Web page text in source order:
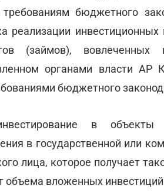
требованиям бюджетного
реализации инвестиционных
(займов), вовлеченных
органами власти АР
бюджетного
в объекты
в государственной или
лица, которое получает
объема вложенных